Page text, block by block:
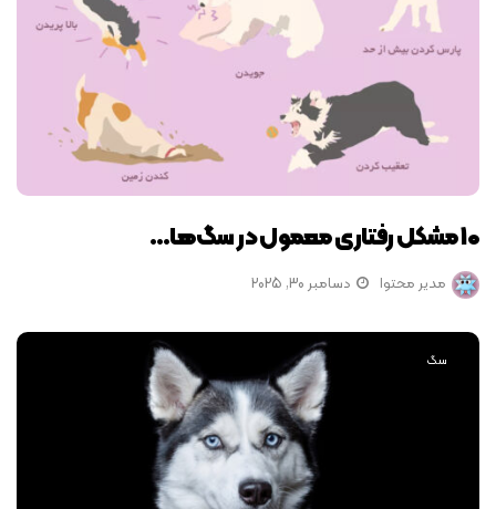
10 مشکل رفتاری معمول در سگ‌ها…
مدیر محتوا دسامبر 30, 2025
سگ